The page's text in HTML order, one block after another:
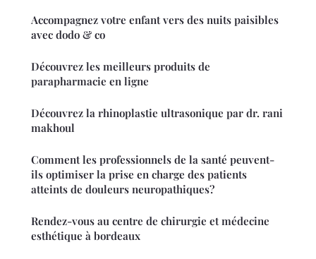
Accompagnez votre enfant vers des nuits paisibles
avec dodo & co
Découvrez les meilleurs produits de
parapharmacie en ligne
Découvrez la rhinoplastie ultrasonique par dr. rani
makhoul
Comment les professionnels de la santé peuvent-
ils optimiser la prise en charge des patients
atteints de douleurs neuropathiques?
Rendez-vous au centre de chirurgie et médecine
esthétique à bordeaux